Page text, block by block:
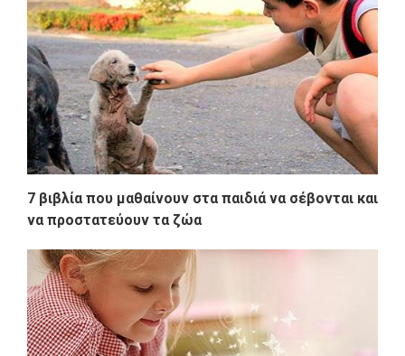
7 βιβλία που μαθαίνουν στα παιδιά να σέβονται και
να προστατεύουν τα ζώα